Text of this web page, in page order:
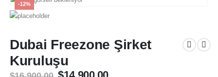
-12%
Dubai Freezone Şirket
Kuruluşu